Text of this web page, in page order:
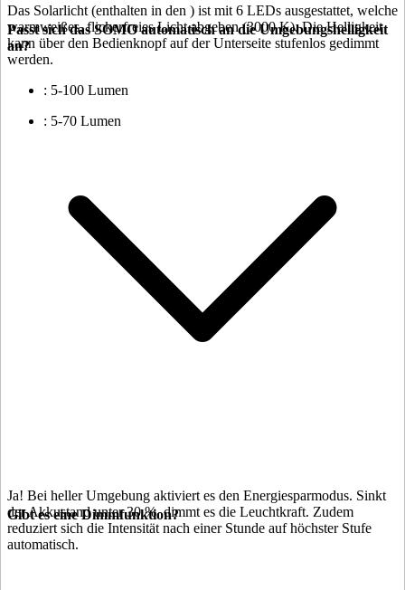
Das Solarlicht (enthalten in den ) ist mit 6 LEDs ausgestattet, welche
warmweißes, flickerfreies Licht abgeben (3000 K). Die Helligkeit
kann über den Bedienknopf auf der Unterseite stufenlos gedimmt
werden.
: 5-100 Lumen
: 5-70 Lumen
Passt sich das SOMO automatisch an die Umgebungshelligkeit
an?
Ja! Bei heller Umgebung aktiviert es den Energiesparmodus. Sinkt
der Akkustand unter 30 %, dimmt es die Leuchtkraft. Zudem
reduziert sich die Intensität nach einer Stunde auf höchster Stufe
automatisch.
Gibt es eine Dimmfunktion?